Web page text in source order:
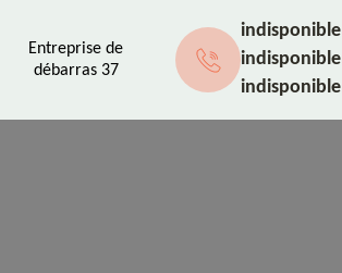
Entreprise de
débarras 37
indisponible
indisponible
indisponible